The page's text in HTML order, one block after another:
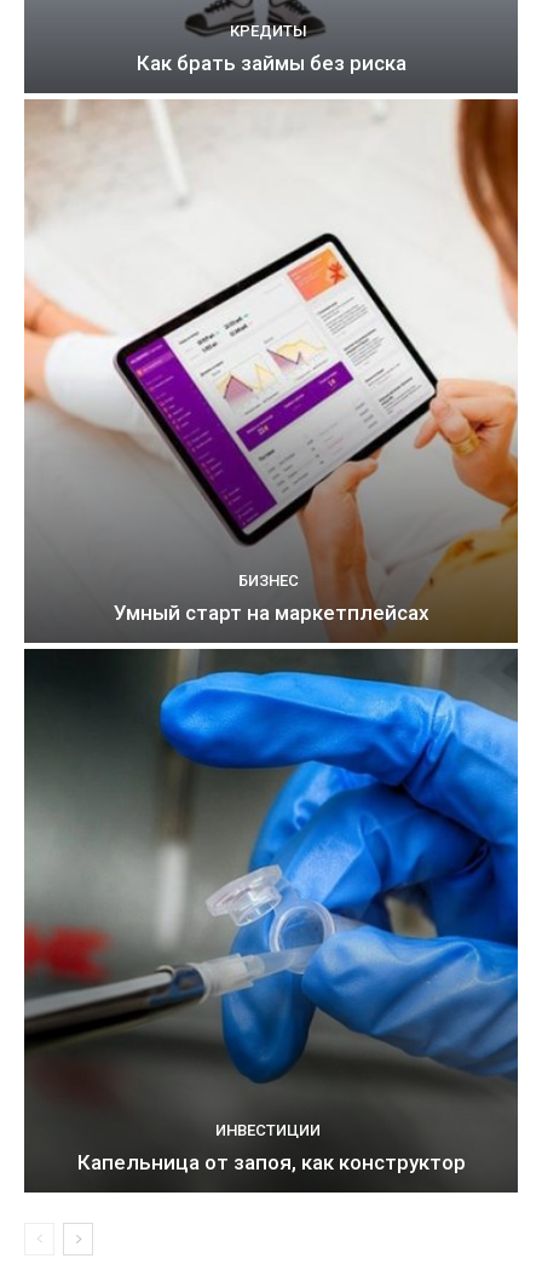
КРЕДИТЫ
Как брать займы без риска
БИЗНЕС
Умный старт на маркетплейсах
ИНВЕСТИЦИИ
Капельница от запоя, как конструктор